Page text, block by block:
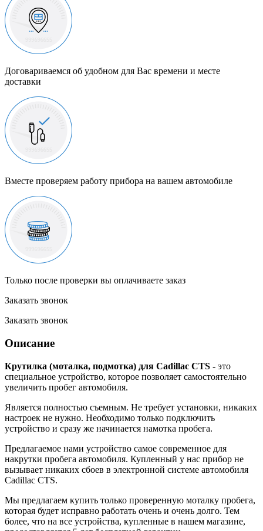
Договариваемся об удобном для Вас времени и месте
доставки
Вместе проверяем работу прибора на вашем автомобиле
Только после проверки вы оплачиваете заказ
Заказать звонок
Заказать звонок
Описание
Крутилка (моталка, подмотка) для Cadillac CTS - это
специальное устройство, которое позволяет самостоятельно
увеличить пробег автомобиля.
Является полностью съемным. Не требует установки, никаких
настроек не нужно. Необходимо только подключить
устройство и сразу же начинается намотка пробега.
Предлагаемое нами устройство самое современное для
накрутки пробега автомобиля. Купленный у нас прибор не
вызывает никаких сбоев в электронной системе автомобиля
Cadillac CTS.
Мы предлагаем купить только проверенную моталку пробега,
которая будет исправно работать очень и очень долго. Тем
более, что на все устройства, купленные в нашем магазине,